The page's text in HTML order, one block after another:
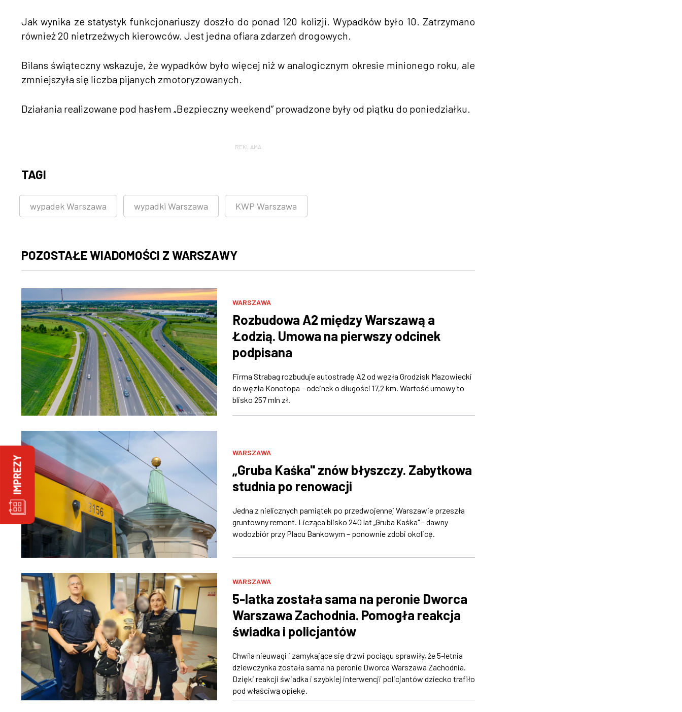
Jak wynika ze statystyk funkcjonariuszy doszło do ponad 120 kolizji. Wypadków było 10. Zatrzymano
również 20 nietrzeźwych kierowców. Jest jedna ofiara zdarzeń drogowych.
Bilans świąteczny wskazuje, że wypadków było więcej niż w analogicznym okresie minionego roku, ale
zmniejszyła się liczba pijanych zmotoryzowanych.
Działania realizowane pod hasłem „Bezpieczny weekend” prowadzone były od piątku do poniedziałku.
REKLAMA
TAGI
wypadek Warszawa wypadki Warszawa KWP Warszawa
POZOSTAŁE WIADOMOŚCI Z WARSZAWY
WARSZAWA
Rozbudowa A2 między Warszawą a
Łodzią. Umowa na pierwszy odcinek
podpisana
Firma Strabag rozbuduje autostradę A2 od węzła Grodzisk Mazowiecki
do węzła Konotopa – odcinek o długości 17,2 km. Wartość umowy to
blisko 257 mln zł.
WARSZAWA
„Gruba Kaśka" znów błyszczy. Zabytkowa
studnia po renowacji
Jedna z nielicznych pamiątek po przedwojennej Warszawie przeszła
gruntowny remont. Licząca blisko 240 lat „Gruba Kaśka" – dawny
wodozbiór przy Placu Bankowym – ponownie zdobi okolicę.
WARSZAWA
5-latka została sama na peronie Dworca
Warszawa Zachodnia. Pomogła reakcja
świadka i policjantów
Chwila nieuwagi i zamykające się drzwi pociągu sprawiły, że 5-letnia
dziewczynka została sama na peronie Dworca Warszawa Zachodnia.
Dzięki reakcji świadka i szybkiej interwencji policjantów dziecko trafiło
pod właściwą opiekę.
IMPREZY